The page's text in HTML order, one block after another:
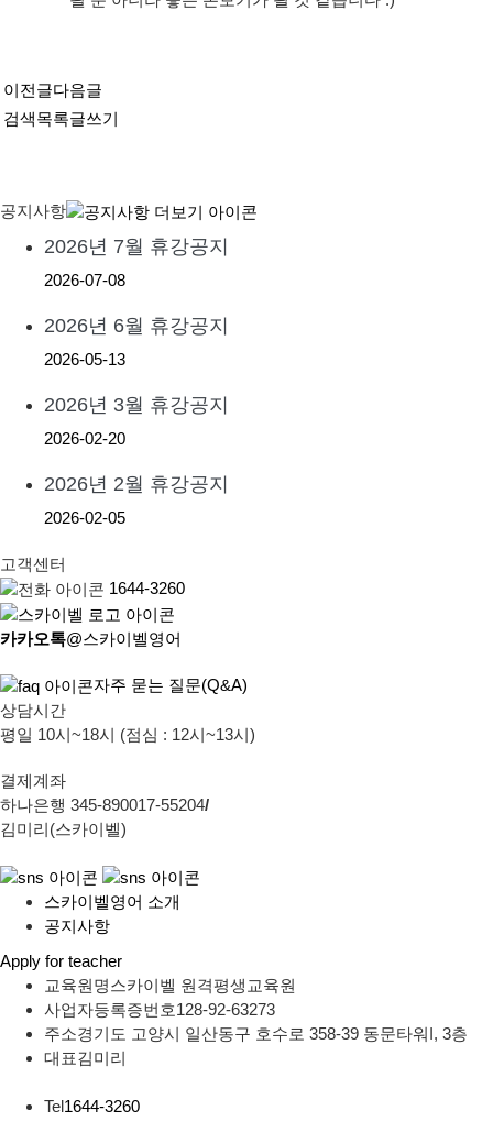
이전글다음글
검색목록글쓰기
공지사항
2026년 7월 휴강공지
2026-07-08
2026년 6월 휴강공지
2026-05-13
2026년 3월 휴강공지
2026-02-20
2026년 2월 휴강공지
2026-02-05
고객센터
1644-3260
카카오톡@스카이벨영어
자주 묻는 질문(Q&A)
상담시간
평일 10시~18시 (점심 : 12시~13시)
결제계좌
하나은행 345-890017-55204/
김미리(스카이벨)
스카이벨영어 소개
공지사항
Apply for teacher
교육원명스카이벨 원격평생교육원
사업자등록증번호128-92-63273
주소경기도 고양시 일산동구 호수로 358-39 동문타워I, 3층
대표김미리
Tel1644-3260